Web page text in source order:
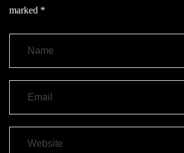
marked *